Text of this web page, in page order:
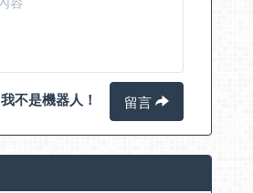
我不是機器人！ 留言